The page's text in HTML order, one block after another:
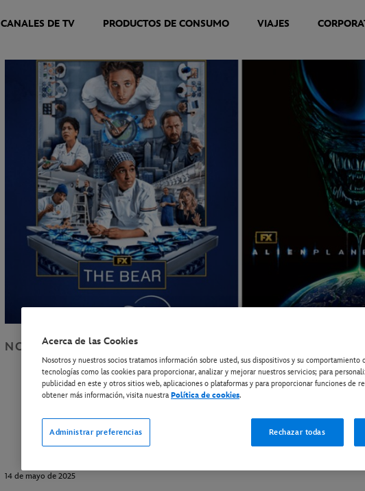
CANALES DE TV PRODUCTOS DE CONSUMO VIAJES
NOTICIAS DISNEY+
Disney+ anuncia las
estreno de las series de
The Bear y Alien:
14 de mayo de 2025
Acerca de las Cookies
Nosotros y nuestros socios tratamos información sobre usted, sus dispositivos y su
tecnologías como las cookies para proporcionar, analizar y mejorar nuestros servicios; para
publicidad en este y otros sitios web, aplicaciones o plataformas y para proporcionar funciones de
obtener más información, visita nuestraPolítica de cookies.
Administrar preferencias Rechazar todas